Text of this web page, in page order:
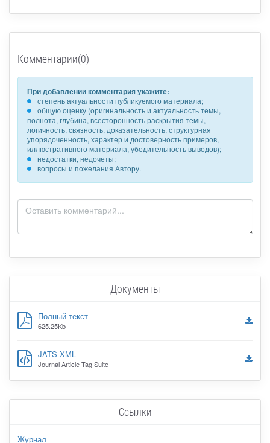
Комментарии(0)
При добавлении комментария укажите:
степень актуальности публикуемого материала;
общую оценку (оригинальность и актуальность темы,
полнота, глубина, всесторонность раскрытия темы,
логичность, связность, доказательность, структурная
упорядоченность, характер и достоверность примеров,
иллюстративного материала, убедительность выводов);
недостатки, недочеты;
вопросы и пожелания Автору.
Документы
Полный текст
625.25Kb
JATS XML
Journal Article Tag Suite
Ссылки
Журнал